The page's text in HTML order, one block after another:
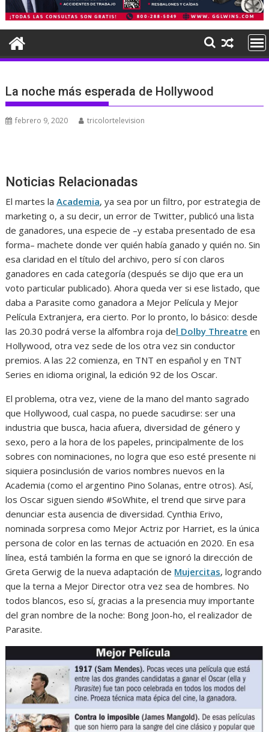
La noche más esperada de Hollywood
febrero 9, 2020 tricolortelevision
Noticias Relacionadas
El martes laAcademia, ya sea por un filtro, por estrategia de
marketing o, a su decir, un error de Twitter, publicó una lista
de ganadores, una especie de –y estaba presentado de esa
forma– machete donde ver quién había ganado y quién no. Sin
esa claridad en el título del archivo, pero sí con claros
ganadores en cada categoría (después se dijo que era un
voto particular publicado). Ahora queda ver si ese listado, que
daba a Parasite como ganadora a Mejor Película y Mejor
Película Extranjera, era cierto. Por lo pronto, lo básico: desde
las 20.30 podrá verse la alfombra roja del Dolby Threatre en
Hollywood, otra vez sede de los otra vez sin conductor
premios. A las 22 comienza, en TNT en español y en TNT
Series en idioma original, la edición 92 de los Oscar.
El problema, otra vez, viene de la mano del manto sagrado
que Hollywood, cual caspa, no puede sacudirse: ser una
industria que busca, hacia afuera, diversidad de género y
sexo, pero a la hora de los papeles, principalmente de los
sobres con nominaciones, no logra que eso esté presente ni
siquiera posinclusión de varios nombres nuevos en la
Academia (como el argentino Pino Solanas, entre otros). Así,
los Oscar siguen siendo #SoWhite, el trend que sirve para
denunciar esta ausencia de diversidad. Cynthia Erivo,
nominada sorpresa como Mejor Actriz por Harriet, es la única
persona de color en las ternas de actuación en 2020. En esa
línea, está también la forma en que se ignoró la dirección de
Greta Gerwig de la nueva adaptación de Mujercitas, logrando
que la terna a Mejor Director otra vez sea de hombres. No
todos blancos, eso sí, gracias a la presencia muy importante
del gran nombre de la noche: Bong Joon-ho, el realizador de
Parasite.